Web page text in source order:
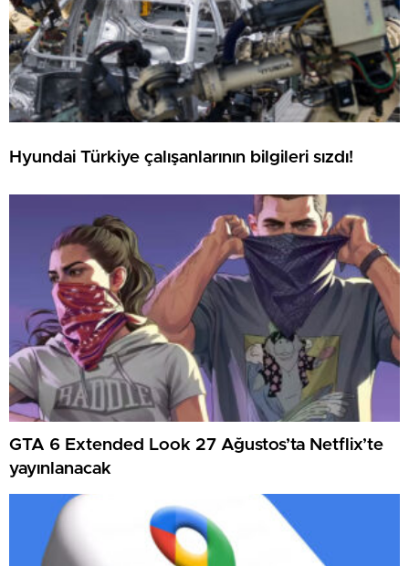
Hyundai Türkiye çalışanlarının bilgileri sızdı!
GTA 6 Extended Look 27 Ağustos’ta Netflix’te
yayınlanacak